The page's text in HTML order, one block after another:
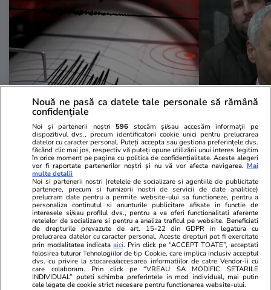
Mediafax.ro
Cutremur în România, joi după-
amiază. Unde s-a produs și ce
magnitudine a avut
StirileKanalD.ro
UPDATE Zi
Georgescu!
judecat
lovitură de
PROMO
Nouă ne pasă ca datele tale personale să rămână
confidențiale
Noi și partenerii noștri 596 stocăm și/sau accesăm informații pe
dispozitivul dvs., precum identificatorii cookie unici pentru prelucrarea
datelor cu caracter personal. Puteți accepta sau gestiona preferințele dvs.
făcând clic mai jos, respectiv vă puteți opune utilizării unui interes legitim
în orice moment pe pagina cu politica de confidențialitate. Aceste alegeri
vor fi raportate partenerilor noștri și nu vă vor afecta navigarea. Mai
multe detalii
Noi si partenerii nostri (retelele de socializare si agentiile de publicitate
partenere, precum si furnizorii nostri de servicii de date analitice)
prelucram date pentru a permite website-ului sa functioneze, pentru a
personaliza continutul si anunturile publicitare afisate in functie de
interesele si/sau profilul dvs., pentru a va oferi functionalitati aferente
retelelor de socializare si pentru a analiza traficul pe website. Beneficiati
de drepturile prevazute de art. 15-22 din GDPR in legatura cu
prelucrarea datelor cu caracter personal. Aceste drepturi pot fi exercitate
prin modalitatea indicataaici. Prin click pe “ACCEPT TOATE”, acceptati
folosirea tuturor Tehnologiilor de tip Cookie, care implica inclusiv acceptul
dvs. cu privire la stocarea/accesarea informatiilor de catre Vendor-ii cu
care colaboram. Prin click pe “VREAU SA MODIFIC SETARILE
INDIVIDUAL” puteti schimba preferintele in mod individual, mai putin
cele legate de cookie strict necesare pentru functionarea website-ului.